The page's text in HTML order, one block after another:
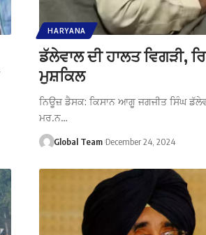
HARYANA
ਡੱਲੇਵਾਲ ਦੀ ਹਾਲਤ ਵਿਗੜੀ,
ਮੁਸ਼ਕਿਲ
ਨਿਊਜ਼ ਡੈਸਕ: ਕਿਸਾਨ ਆਗੂ ਜਗਜੀਤ ਸਿੰਘ
ਮਰ.ਨ…
Global Team December 24, 2024